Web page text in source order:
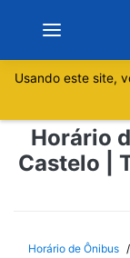
Sobre
Usando este site,
Horário
Castelo |
Horário de Ônibus